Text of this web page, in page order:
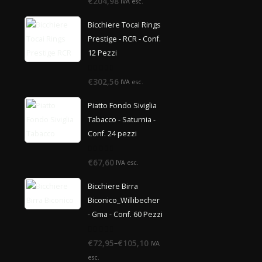
di
Bicchiere Tocai Rings
Prestige - RCR - Conf.
12 Pezzi
0
di
€302,56 IVA esc.
Piatto Fondo Siviglia
Tabacco - Saturnia -
Conf. 24 pezzi
0
di
€67,60 IVA esc.
Bicchiere Birra
Biconico_Willibecher
- Gma - Conf. 60 Pezzi
0
di
5
€72,95–€105,10 IVA
esc.